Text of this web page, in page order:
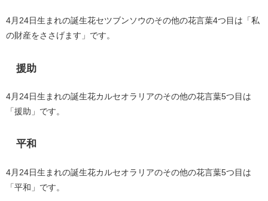
4月24日生まれの誕生花セツブンソウのその他の花言葉4つ目は「私
の財産をささげます」です。
援助
4月24日生まれの誕生花カルセオラリアのその他の花言葉5つ目は
「援助」です。
平和
4月24日生まれの誕生花カルセオラリアのその他の花言葉5つ目は
「平和」です。